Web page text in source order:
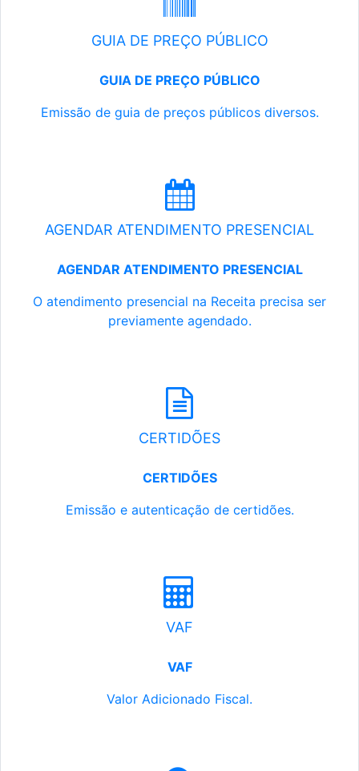
GUIA DE PREÇO PÚBLICO
GUIA DE PREÇO PÚBLICO
Emissão de guia de preços públicos diversos.
AGENDAR ATENDIMENTO PRESENCIAL
AGENDAR ATENDIMENTO PRESENCIAL
O atendimento presencial na Receita precisa ser
previamente agendado.
CERTIDÕES
CERTIDÕES
Emissão e autenticação de certidões.
VAF
VAF
Valor Adicionado Fiscal.